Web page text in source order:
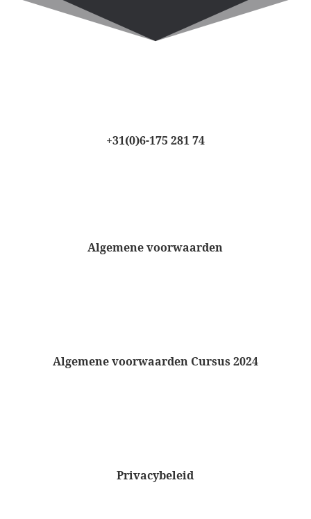
+31(0)6-175 281 74
Algemene voorwaarden
Algemene voorwaarden Cursus 2024
Privacybeleid